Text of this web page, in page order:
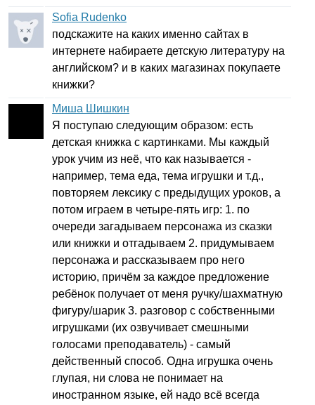
Sofia Rudenko
подскажите на каких именно сайтах в
интернете набираете детскую литературу на
английском? и в каких магазинах покупаете
книжки?
Миша Шишкин
Я поступаю следующим образом: есть
детская книжка с картинками. Мы каждый
урок учим из неё, что как называется -
например, тема еда, тема игрушки и т.д.,
повторяем лексику с предыдущих уроков, а
потом играем в четыре-пять игр: 1. по
очереди загадываем персонажа из сказки
или книжки и отгадываем 2. придумываем
персонажа и рассказываем про него
историю, причём за каждое предложение
ребёнок получает от меня ручку/шахматную
фигуру/шарик 3. разговор с собственными
игрушками (их озвучивает смешными
голосами преподаватель) - самый
действенный способ. Одна игрушка очень
глупая, ни слова не понимает на
иностранном языке, ей надо всё всегда